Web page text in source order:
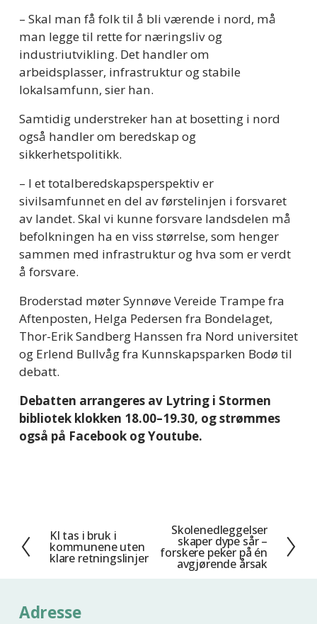
– Skal man få folk til å bli værende i nord, må
man legge til rette for næringsliv og
industriutvikling. Det handler om
arbeidsplasser, infrastruktur og stabile
lokalsamfunn, sier han.
Samtidig understreker han at bosetting i nord
også handler om beredskap og
sikkerhetspolitikk.
– I et totalberedskapsperspektiv er
sivilsamfunnet en del av førstelinjen i forsvaret
av landet. Skal vi kunne forsvare landsdelen må
befolkningen ha en viss størrelse, som henger
sammen med infrastruktur og hva som er verdt
å forsvare.
Broderstad møter Synnøve Vereide Trampe fra
Aftenposten, Helga Pedersen fra Bondelaget,
Thor-Erik Sandberg Hanssen fra Nord universitet
og Erlend Bullvåg fra Kunnskapsparken Bodø til
debatt.
Debatten arrangeres av Lytring i Stormen
bibliotek klokken 18.00–19.30, og strømmes
også på Facebook og Youtube.
F
o
i
KI tas i bruk i
kommunene uten
klare retningslinjer
e
Skolenedleggelser
skaper dype sår –
forskere peker på én
avgjørende årsak
Adresse